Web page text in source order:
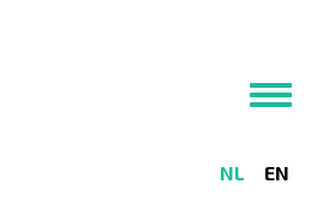
NL
EN